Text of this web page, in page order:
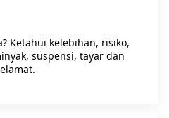
Ketahui kelebihan, risiko,
suspensi, tayar dan